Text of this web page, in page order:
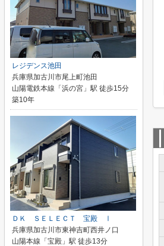
レジデンス池田
兵庫県加古川市尾上町池田
山陽電鉄本線「浜の宮」駅 徒歩15分
築10年
ＤＫ ＳＥＬＥＣＴ 宝殿 Ⅰ
兵庫県加古川市東神吉町西井ノ口
山陽本線「宝殿」駅 徒歩13分